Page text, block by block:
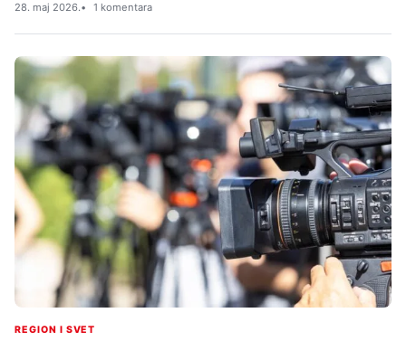
28. maj 2026. 1 komentara
REGION I SVET